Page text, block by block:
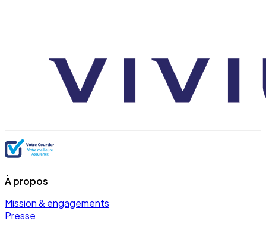
À propos
Mission & engagements
Presse